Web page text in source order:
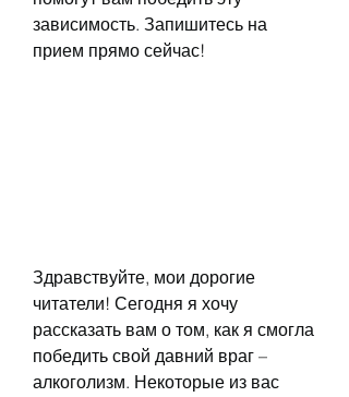
зависимость. Запишитесь на
прием прямо сейчас!
Здравствуйте, мои дорогие
читатели! Сегодня я хочу
рассказать вам о том, как я смогла
победить свой давний враг –
алкоголизм. Некоторые из вас